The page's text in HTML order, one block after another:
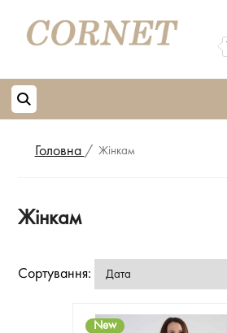
Головна / Жінкам
Жінкам
Сортування:
New